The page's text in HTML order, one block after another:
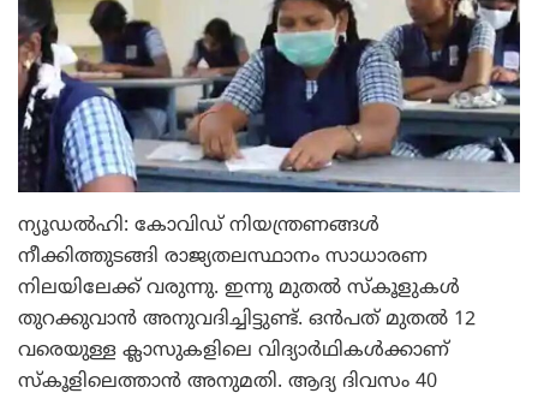
ന്യൂഡല്‍ഹി: കോവിഡ് നിയന്ത്രണങ്ങള്‍
നീക്കിത്തുടങ്ങി രാജ്യതലസ്ഥാനം സാധാരണ
നിലയിലേക്ക് വരുന്നു. ഇന്നു മുതല്‍ സ്‌കൂളുകള്‍
തുറക്കുവാന്‍ അനുവദിച്ചിട്ടുണ്ട്. ഒന്‍പത് മുതല്‍ 12
വരെയുള്ള ക്ലാസുകളിലെ വിദ്യാര്‍ഥികള്‍ക്കാണ്
സ്‌കൂളിലെത്താന്‍ അനുമതി. ആദ്യ ദിവസം 40